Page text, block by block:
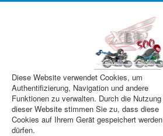
Diese Website verwendet Cookies, um
Authentifizierung, Navigation und andere
Funktionen zu verwalten. Durch die Nutzung
dieser Website stimmen Sie zu, dass diese
Cookies auf Ihrem Gerät gespeichert werden
dürfen.